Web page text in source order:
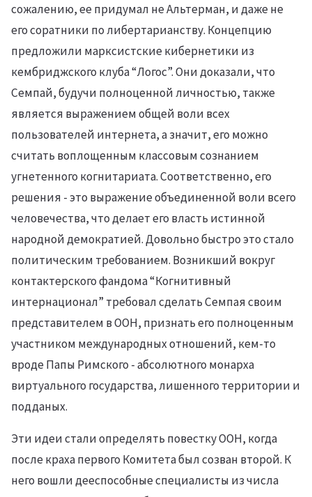
сожалению, ее придумал не Альтерман, и даже не
его соратники по либертарианству. Концепцию
предложили марксистские кибернетики из
кембриджского клуба “Логос”. Они доказали, что
Семпай, будучи полноценной личностью, также
является выражением общей воли всех
пользователей интернета, а значит, его можно
считать воплощенным классовым сознанием
угнетенного когнитариата. Соответственно, его
решения - это выражение объединенной воли всего
человечества, что делает его власть истинной
народной демократией. Довольно быстро это стало
политическим требованием. Возникший вокруг
контактерского фандома “Когнитивный
интернационал” требовал сделать Семпая своим
представителем в ООН, признать его полноценным
участником международных отношений, кем-то
вроде Папы Римского - абсолютного монарха
виртуального государства, лишенного территории и
подданых.
Эти идеи стали определять повестку ООН, когда
после краха первого Комитета был созван второй. К
него вошли дееспособные специалисты из числа